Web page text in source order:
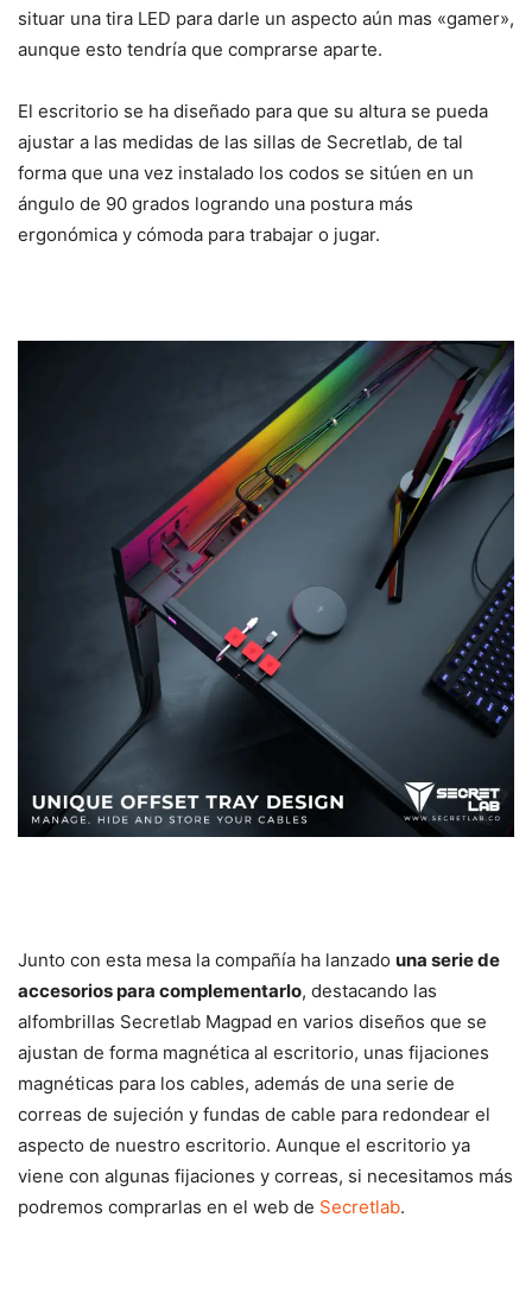
situar una tira LED para darle un aspecto aún mas «gamer»,
aunque esto tendría que comprarse aparte.
El escritorio se ha diseñado para que su altura se pueda
ajustar a las medidas de las sillas de Secretlab, de tal
forma que una vez instalado los codos se sitúen en un
ángulo de 90 grados logrando una postura más
ergonómica y cómoda para trabajar o jugar.
Junto con esta mesa la compañía ha lanzado una serie de
accesorios para complementarlo, destacando las
alfombrillas Secretlab Magpad en varios diseños que se
ajustan de forma magnética al escritorio, unas fijaciones
magnéticas para los cables, además de una serie de
correas de sujeción y fundas de cable para redondear el
aspecto de nuestro escritorio. Aunque el escritorio ya
viene con algunas fijaciones y correas, si necesitamos más
podremos comprarlas en el web de Secretlab.